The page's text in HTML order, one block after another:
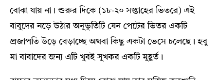
বোঝা যায় না। শুরুর দিকে (১৮-২০ সপ্তাহের ভিতরে) এই
বাবুদের নড়ে উঠার অনুভূতিটি যেন পেটের ভিতর একটি
প্রজাপতি উড়ে বেড়াচ্ছে অথবা কিছু একটা ভেসে চলেছে। হবু
মা বাবাদের জন্য এটি খুবই সুখকর একটি মুহূর্ত।